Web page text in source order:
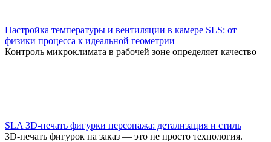
Настройка температуры и вентиляции в камере SLS: от
физики процесса к идеальной геометрии
Контроль микроклимата в рабочей зоне определяет качество
SLA 3D-печать фигурки персонажа: детализация и стиль
3D-печать фигурок на заказ — это не просто технология.